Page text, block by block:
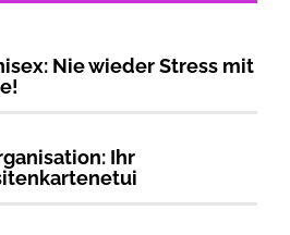
Nie wieder Stress mit
Ihr